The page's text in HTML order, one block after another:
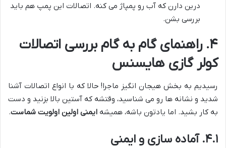
درین دارن که آب رو پمپاژ می کنه. اتصالات این پمپ هم باید
بررسی بشن.
۴. راهنمای گام به گام بررسی اتصالات
کولر گازی هایسنس
رسیدیم به بخش هیجان انگیز ماجرا! حالا که با انواع اتصالات آشنا
شدید و نشانه ها رو می شناسید، وقتشه که آستین بالا بزنید و دست
به کار بشید. اما یادتون باشه، همیشه ایمنی اولین اولویت شماست.
۴.۱. آماده سازی و ایمنی